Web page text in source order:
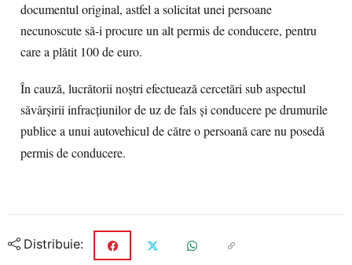
documentul original, astfel a solicitat unei persoane
necunoscute să-i procure un alt permis de conducere, pentru
care a plătit 100 de euro.
În cauză, lucrătorii noștri efectuează cercetări sub aspectul
săvârşirii infracţiunilor de uz de fals și conducere pe drumurile
publice a unui autovehicul de către o persoană care nu posedă
permis de conducere.
Distribuie: